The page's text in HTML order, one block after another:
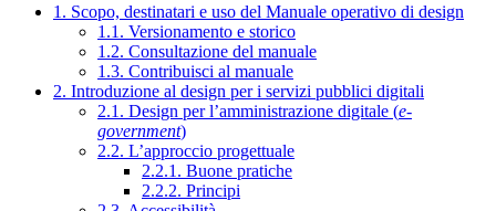
1. Scopo, destinatari e uso del Manuale operativo di design
1.1. Versionamento e storico
1.2. Consultazione del manuale
1.3. Contribuisci al manuale
2. Introduzione al design per i servizi pubblici digitali
2.1. Design per l’amministrazione digitale (e-
government)
2.2. L’approccio progettuale
2.2.1. Buone pratiche
2.2.2. Principi